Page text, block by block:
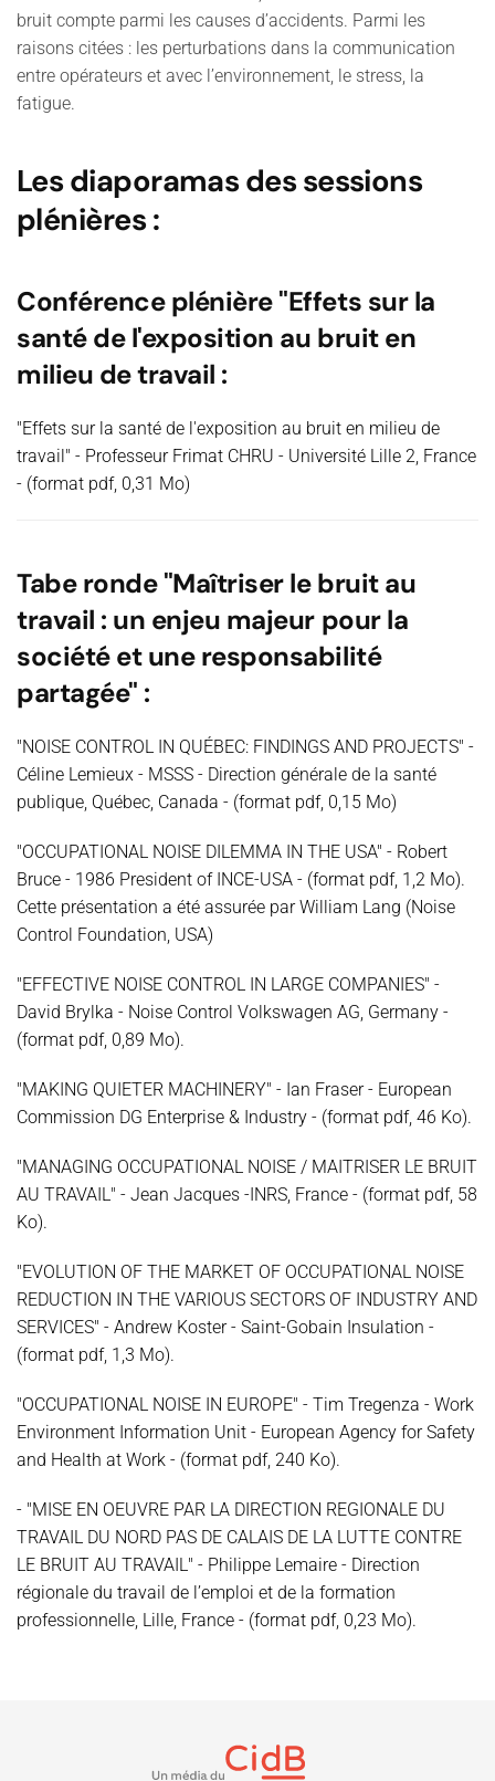
bruit compte parmi les causes d’accidents. Parmi les
raisons citées : les perturbations dans la communication
entre opérateurs et avec l’environnement, le stress, la
fatigue.
Les diaporamas des sessions
plénières :
Conférence plénière "Effets sur la
santé de l'exposition au bruit en
milieu de travail :
"Effets sur la santé de l'exposition au bruit en milieu de
travail" - Professeur Frimat CHRU - Université Lille 2, France
- (format pdf, 0,31 Mo)
Tabe ronde "Maîtriser le bruit au
travail : un enjeu majeur pour la
société et une responsabilité
partagée" :
"NOISE CONTROL IN QUÉBEC: FINDINGS AND PROJECTS" -
Céline Lemieux - MSSS - Direction générale de la santé
publique, Québec, Canada - (format pdf, 0,15 Mo)
"OCCUPATIONAL NOISE DILEMMA IN THE USA" - Robert
Bruce - 1986 President of INCE-USA - (format pdf, 1,2 Mo).
Cette présentation a été assurée par William Lang (Noise
Control Foundation, USA)
"EFFECTIVE NOISE CONTROL IN LARGE COMPANIES" -
David Brylka - Noise Control Volkswagen AG, Germany -
(format pdf, 0,89 Mo).
"MAKING QUIETER MACHINERY" - Ian Fraser - European
Commission DG Enterprise & Industry - (format pdf, 46 Ko).
"MANAGING OCCUPATIONAL NOISE / MAITRISER LE BRUIT
AU TRAVAIL" - Jean Jacques -INRS, France - (format pdf, 58
Ko).
"EVOLUTION OF THE MARKET OF OCCUPATIONAL NOISE
REDUCTION IN THE VARIOUS SECTORS OF INDUSTRY AND
SERVICES" - Andrew Koster - Saint-Gobain Insulation -
(format pdf, 1,3 Mo).
"OCCUPATIONAL NOISE IN EUROPE" - Tim Tregenza - Work
Environment Information Unit - European Agency for Safety
and Health at Work - (format pdf, 240 Ko).
- "MISE EN OEUVRE PAR LA DIRECTION REGIONALE DU
TRAVAIL DU NORD PAS DE CALAIS DE LA LUTTE CONTRE
LE BRUIT AU TRAVAIL" - Philippe Lemaire - Direction
régionale du travail de l’emploi et de la formation
professionnelle, Lille, France - (format pdf, 0,23 Mo).